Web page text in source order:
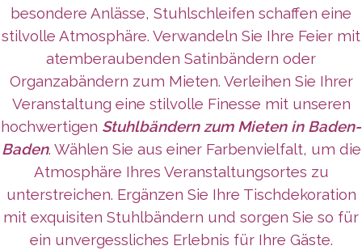
besondere Anlässe, Stuhlschleifen schaffen eine
stilvolle Atmosphäre. Verwandeln Sie Ihre Feier mit
atemberaubenden Satinbändern oder
Organzabändern zum Mieten. Verleihen Sie Ihrer
Veranstaltung eine stilvolle Finesse mit unseren
hochwertigen Stuhlbändern zum Mieten in Baden-
Baden. Wählen Sie aus einer Farbenvielfalt, um die
Atmosphäre Ihres Veranstaltungsortes zu
unterstreichen. Ergänzen Sie Ihre Tischdekoration
mit exquisiten Stuhlbändern und sorgen Sie so für
ein unvergessliches Erlebnis für Ihre Gäste.